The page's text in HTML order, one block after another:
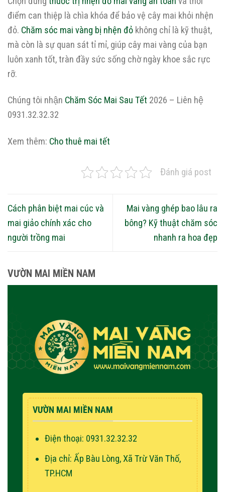
điểm can thiệp là chìa khóa để bảo vệ cây mai khỏi nhện
đỏ. Chăm sóc mai vàng bị nhện đỏ không chỉ là kỹ thuật,
mà còn là sự quan sát tỉ mỉ, giúp cây mai vàng của bạn
luôn xanh tốt, tràn đầy sức sống chờ ngày khoe sắc rực
rỡ.
Chúng tôi nhận Chăm Sóc Mai Sau Tết 2026 – Liên hệ
0931.32.32.32
Xem thêm: Cho thuê mai tết
Đánh giá post
Cách phân biệt mai cúc và
mai giảo chính xác cho
người trồng mai
Mai vàng ghép bao lâu ra
bông? Kỹ thuật chăm sóc
nhanh ra hoa đẹp
VƯỜN MAI MIỀN NAM
VƯỜN MAI MIỀN NAM
Điện thoại: 0931.32.32.32
Địa chỉ: Ấp Bàu Lòng, Xã Trừ Văn Thố,
TP.HCM